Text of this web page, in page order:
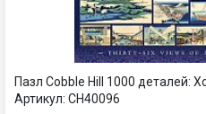
Пазл Cobble Hill 1000 деталей:
Артикул: CH40096